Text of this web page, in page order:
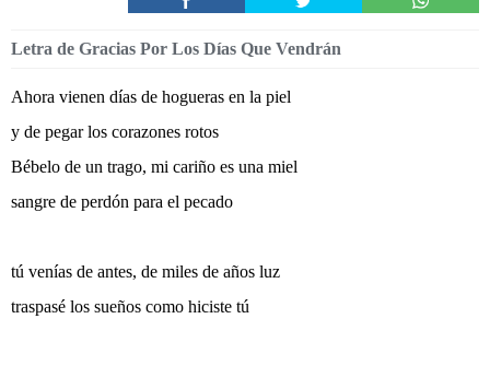
Letra de Gracias Por Los Días Que Vendrán
Ahora vienen días de hogueras en la piel
y de pegar los corazones rotos
Bébelo de un trago, mi cariño es una miel
sangre de perdón para el pecado
tú venías de antes, de miles de años luz
traspasé los sueños como hiciste tú